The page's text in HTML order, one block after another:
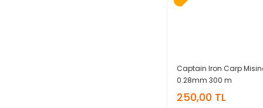
Captain Iron Carp
0.28mm 300 m
250,00 TL